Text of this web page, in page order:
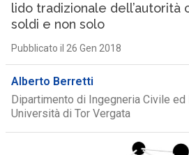
lido tradizionale dell’autorità
soldi e non solo
Pubblicato il 26 Gen 2018
Alberto Berretti
Dipartimento di Ingegneria Civile
Università di Tor Vergata